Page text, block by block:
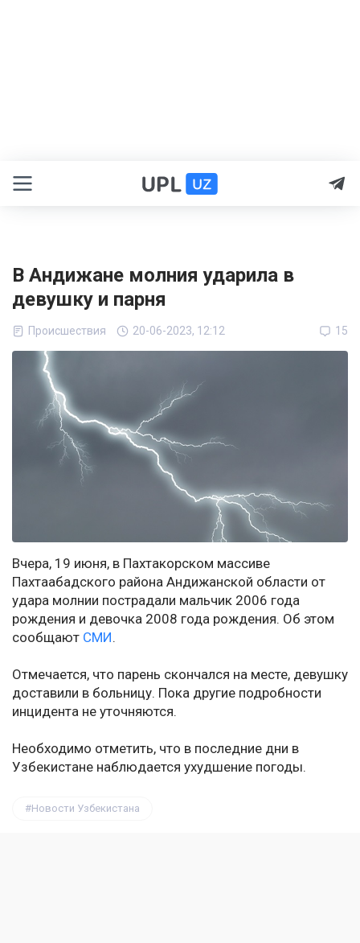
В Андижане молния ударила в
девушку и парня
Происшествия 20-06-2023, 12:12 15
Вчера, 19 июня, в Пахтакорском массиве
Пахтаабадского района Андижанской области от
удара молнии пострадали мальчик 2006 года
рождения и девочка 2008 года рождения. Об этом
сообщают СМИ.
Отмечается, что парень скончался на месте, девушку
доставили в больницу. Пока другие подробности
инцидента не уточняются.
Необходимо отметить, что в последние дни в
Узбекистане наблюдается ухудшение погоды.
Новости Узбекистана